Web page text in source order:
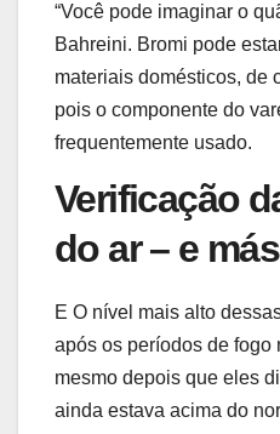
“Você pode imaginar o
Bahreini. Bromi pode
materiais domésticos, de
pois o componente do
frequentemente usado.
Verificação
do ar – e
E O nível mais alto
após os períodos de fogo
mesmo depois que eles
ainda estava acima do